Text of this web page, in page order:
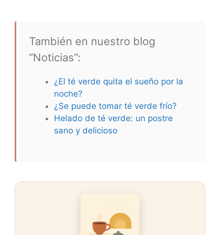
También en nuestro blog
“Noticias”:
¿El té verde quita el sueño por la
noche?
¿Se puede tomar té verde frío?
Helado de té verde: un postre
sano y delicioso